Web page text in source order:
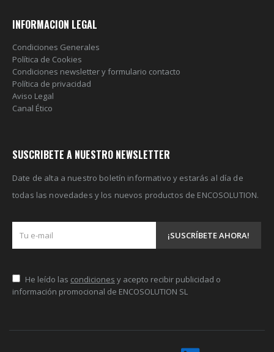
INFORMACION LEGAL
Condiciones Generales
Política de Cookies
Condiciones newsletter y formulario contacto
Política de privacidad
Aviso Legal
Canal Ético
SUSCRIBETE A NUESTRO NEWSLETTER
Date de alta a nuestro boletín informativo y estarás al día de
todas las novedades y los nuevos productos de ENCOSOLUTION.
He leído las condiciones y acepto recibir publicidad o
información promocional de ENCOSOLUTION SL